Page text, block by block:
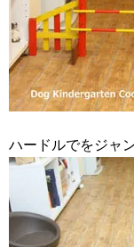
ハードルでをジャ